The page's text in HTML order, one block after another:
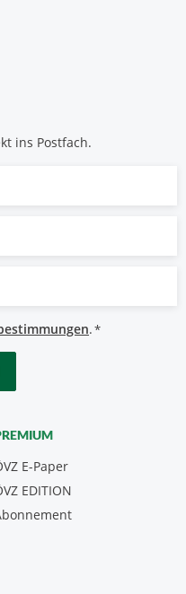
ins Postfach.
.*
E-Paper
EDITION